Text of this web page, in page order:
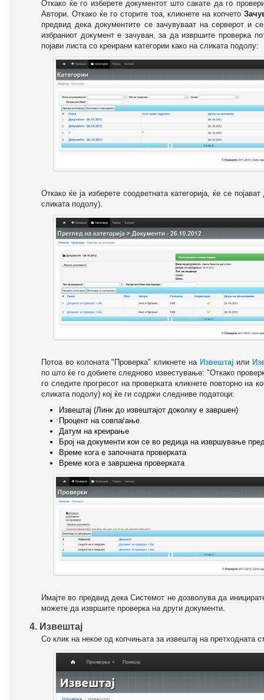
Откако ќе го изберете документот што сакате да го
Автори. Откако ќе го сторите тоа, кликнете на копчето
предвид дека документите се зачувуваат на серверот и
избраниот документ е зачуван, за да извршите проверка
појави листа со креирани категории како на сликата подолу:
Откако ќе ја изберете соодветната категорија, ќе се
сликата подолу).
Потоа во колоната "Проверка" кликнете на Извештај или
по што ќе го добиете следново известување: "Oткако
го следите прогресот на проверката кликнете повторно на
сликата подолу) кој ќе ги содржи следниве податоци:
Извештај (Линк до извештајот доколку е завршен)
Процент на совпаѓање
Датум на креирање
Број на документи кои се во редица на извршување
Време кога е започната проверката
Време кога е завршена проверката
Имајте во предвид дека Системот не дозволува да
можете да извршите проверка на други документи.
4. Извештај
Со клик на некое од копчињата за извештај на претходната